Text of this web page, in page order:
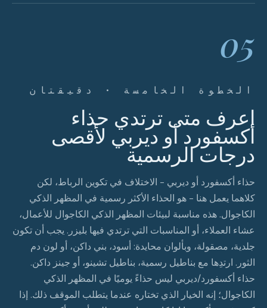
05
الخطوة الخامسة · دقيقتان
اعرف متى ترتدي حذاء
أكسفورد أو ديربي لأقصى
درجات الرسمية
حذاء أكسفورد أو ديربي - الاختلاف في تكوين الرباط، لكن
كلاهما يعمل هنا - هو الحذاء الأكثر رسمية في المظهر الذكي
الكاجوال. هذه مناسبة لبيئات المظهر الذكي الكاجوال للأعمال،
عشاء العملاء، أو المناسبات التي ترتدي فيها بليزر. يجب أن تكون
جلدية، مصقولة، وبألوان محايدة: أسود، بني داكن، أو لون دم
الثور. ارتدِها مع بناطيل رسمية، بناطيل تشينو، أو جينز داكن.
حذاء أكسفورد/ديربي ليس حذاءً يوميًا في المظهر الذكي
الكاجوال؛ إنه الخيار الذي تختاره عندما يتطلب الموقف ذلك. إذا